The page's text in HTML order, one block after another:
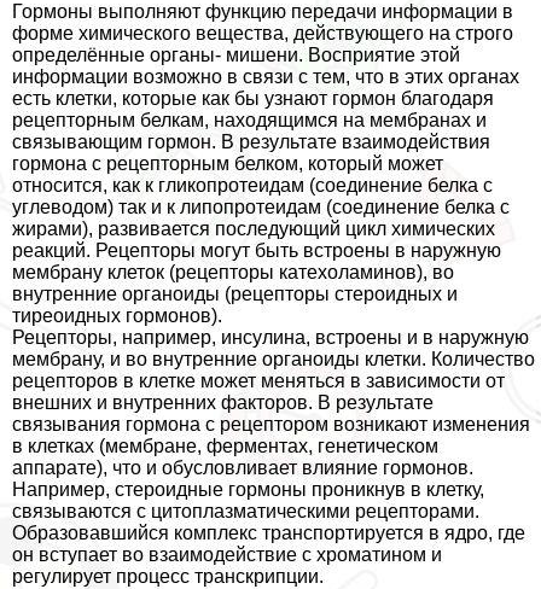
Гормоны выполняют функцию передачи информации в
форме химического вещества, действующего на строго
определённые органы- мишени. Восприятие этой
информации возможно в связи с тем, что в этих органах
есть клетки, которые как бы узнают гормон благодаря
рецепторным белкам, находящимся на мембранах и
связывающим гормон. В результате взаимодействия
гормона с рецепторным белком, который может
относится, как к гликопротеидам (соединение белка с
углеводом) так и к липопротеидам (соединение белка с
жирами), развивается последующий цикл химических
реакций. Рецепторы могут быть встроены в наружную
мембрану клеток (рецепторы катехоламинов), во
внутренние органоиды (рецепторы стероидных и
тиреоидных гормонов).
Рецепторы, например, инсулина, встроены и в наружную
мембрану, и во внутренние органоиды клетки. Количество
рецепторов в клетке может меняться в зависимости от
внешних и внутренних факторов. В результате
связывания гормона с рецептором возникают изменения
в клетках (мембране, ферментах, генетическом
аппарате), что и обусловливает влияние гормонов.
Например, стероидные гормоны проникнув в клетку,
связываются с цитоплазматическими рецепторами.
Образовавшийся комплекс трaнcпортируется в ядро, где
он вступает во взаимодействие с хроматином и
регулирует процесс трaнcкрипции.